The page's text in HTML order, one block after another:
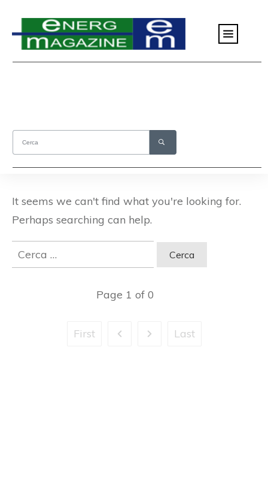
It seems we can't find what you're looking for.
Perhaps searching can help.
Ricerca
per:
Page 1 of 0
First Last